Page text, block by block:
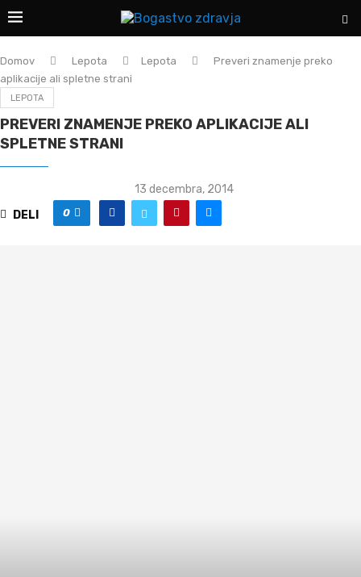
Domov Lepota Lepota
Preveri znamenje preko
aplikacije ali spletne strani
LEPOTA
PREVERI ZNAMENJE PREKO APLIKACIJE ALI
SPLETNE STRANI
13 decembra, 2014
DELI
0